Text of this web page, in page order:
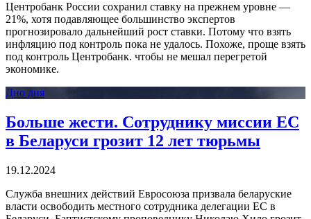
Центробанк России сохранил ставку на прежнем уровне —
21%, хотя подавляющее большинство экспертов
прогнозировало дальнейший рост ставки. Потому что взять
инфляцию под контроль пока не удалось. Похоже, проще взять
под контроль Центробанк. чтобы не мешал перегретой
экономике.
Дно дня
Больше жести. Сотруднику миссии ЕС
в Беларуси грозит 12 лет тюрьмы
19.12.2024
Служба внешних действий Евросоюза призвала беларуские
власти освободить местного сотрудника делегации ЕС в